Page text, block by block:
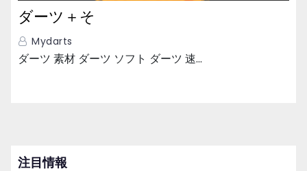
ダーツ＋そ
Mydarts
ダーツ 素材 ダーツ ソフト ダーツ 速…
注目情報